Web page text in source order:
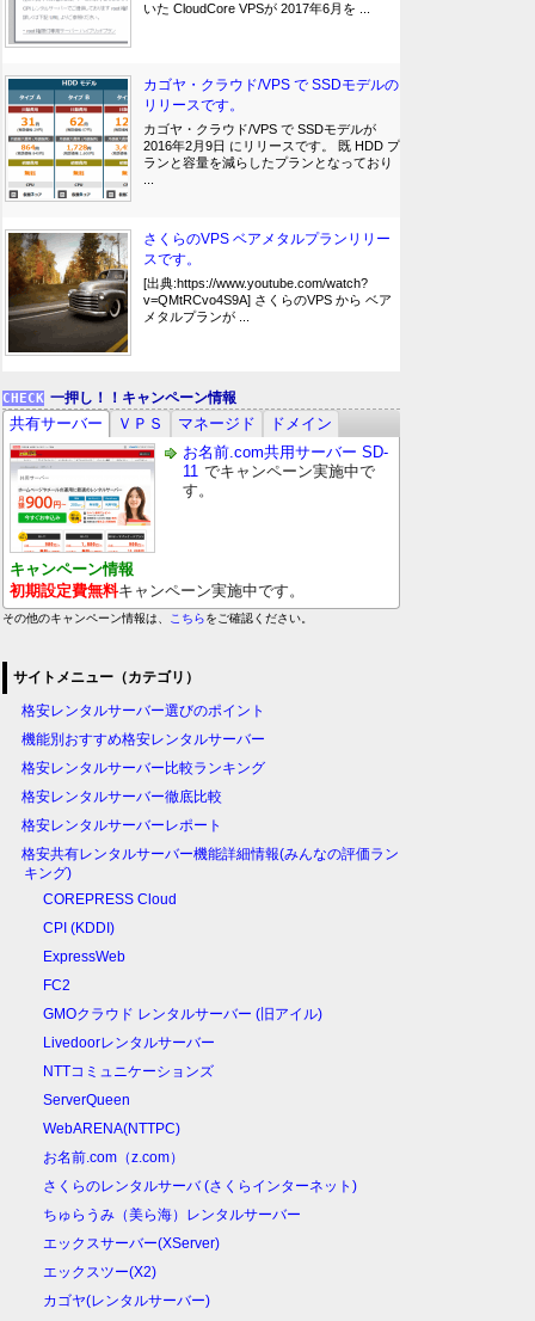
いた CloudCore VPSが 2017年6月を ...
カゴヤ・クラウド/VPS で SSDモデルの
リリースです。
カゴヤ・クラウド/VPS で SSDモデルが
2016年2月9日 にリリースです。 既 HDD プ
ランと容量を減らしたプランとなっており
さくらのVPS ベアメタルプランリリー
スです。
[出典:https://www.youtube.com/watch?
v=QMtRCvo4S9A] さくらのVPS から ベア
メタルプランが ...
一押し！！キャンペーン情報
共有サーバー ＶＰＳ マネージド
ドメイン
お名前.com共用サーバー SD-
11 でキャンペーン実施中で
す。
キャンペーン情報
初期設定費無料キャンペーン実施中です。
その他のキャンペーン情報は、 こちらをご確認ください。
サイトメニュー（カテゴリ）
格安レンタルサーバー選びのポイント
機能別おすすめ格安レンタルサーバー
格安レンタルサーバー比較ランキング
格安レンタルサーバー徹底比較
格安レンタルサーバーレポート
格安共有レンタルサーバー機能詳細情報(みんなの評価ラン
キング)
COREPRESS Cloud
CPI (KDDI)
ExpressWeb
FC2
GMOクラウド レンタルサーバー (旧アイル)
Livedoorレンタルサーバー
NTTコミュニケーションズ
ServerQueen
WebARENA(NTTPC)
お名前.com（z.com）
さくらのレンタルサーバ (さくらインターネット)
ちゅらうみ（美ら海）レンタルサーバー
エックスサーバー(XServer)
エックスツー(X2)
カゴヤ(レンタルサーバー)